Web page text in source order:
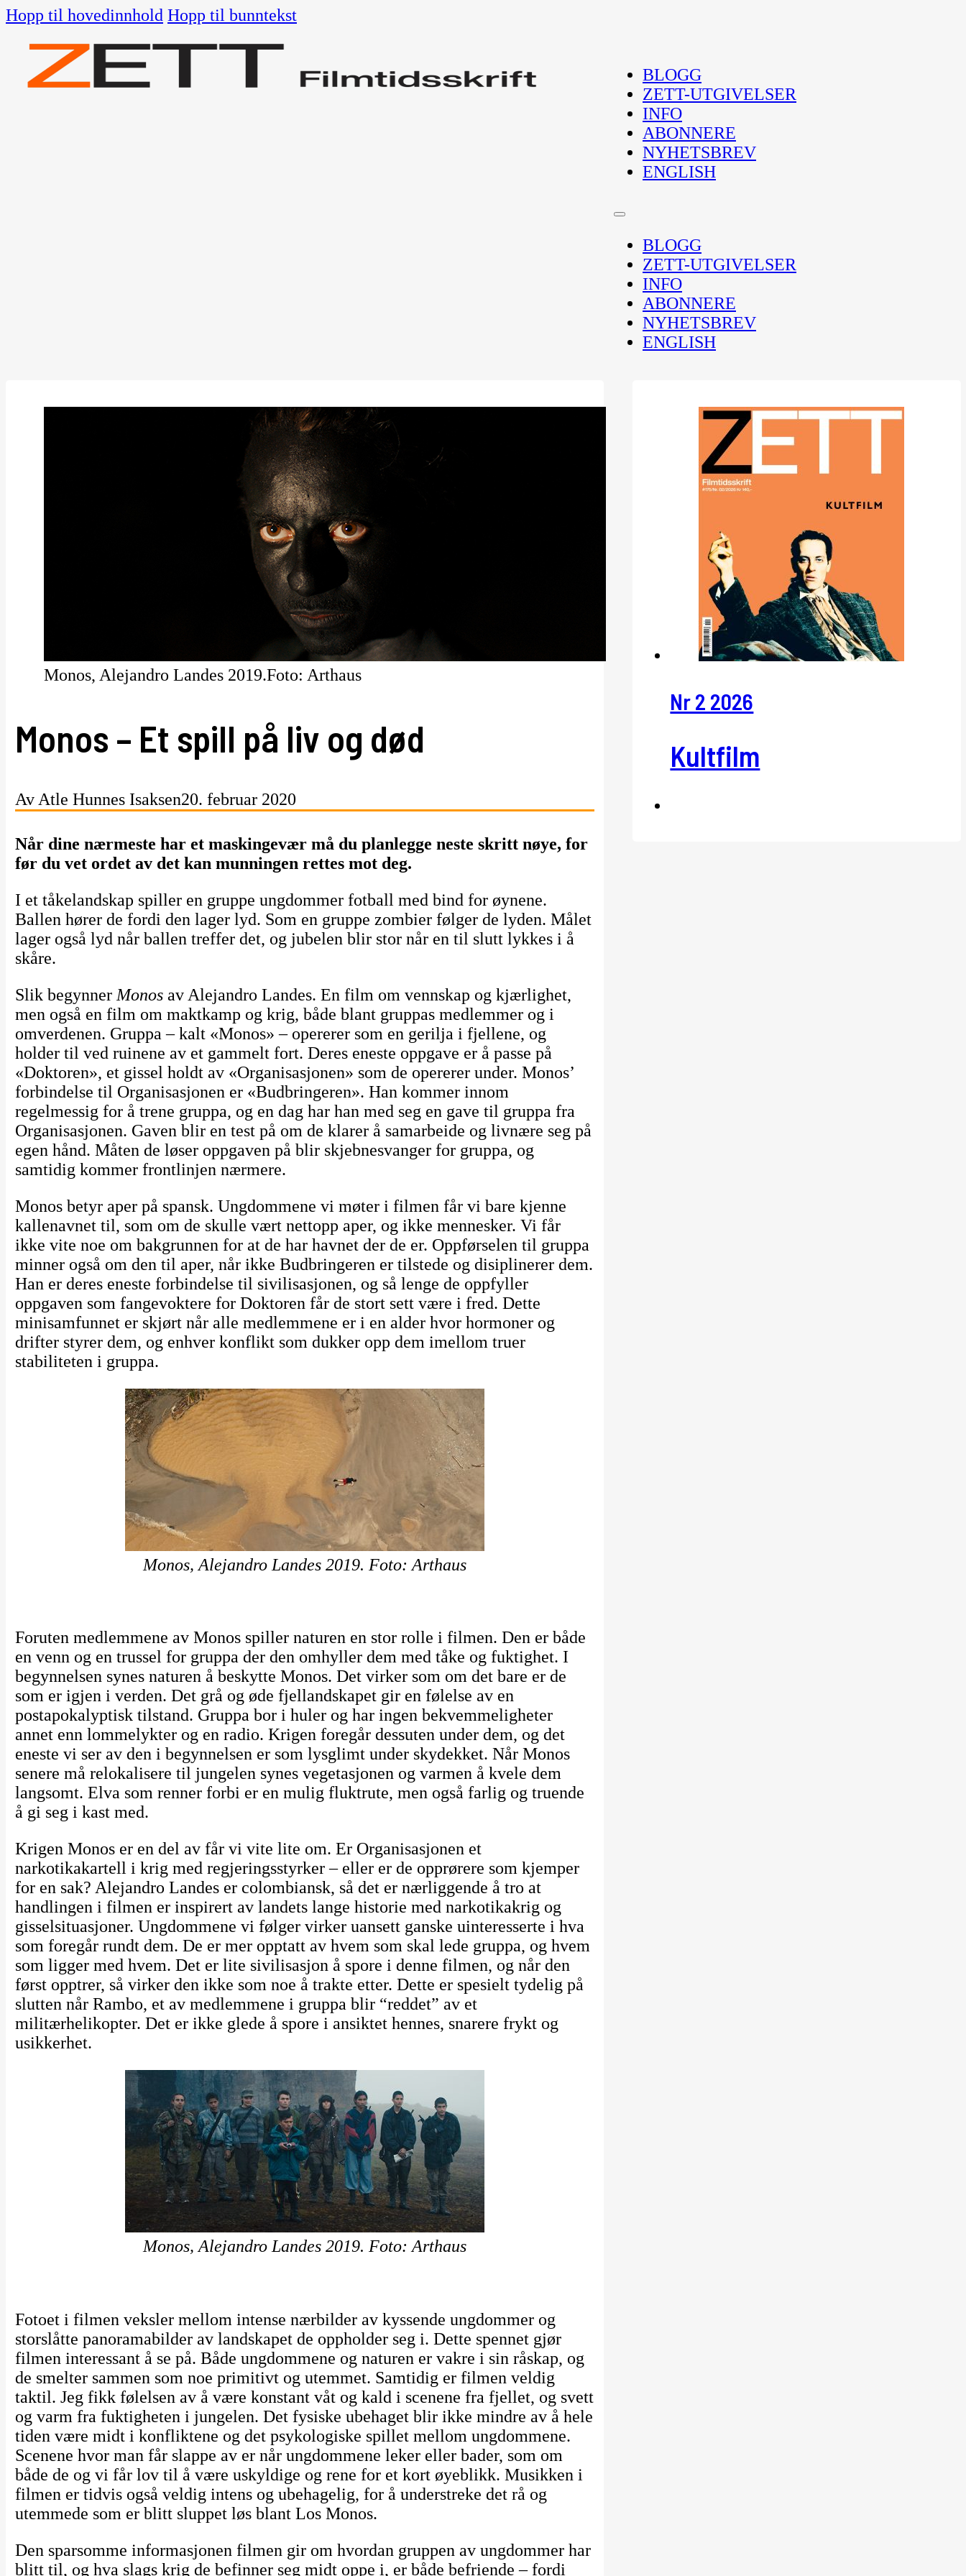
Hopp til hovedinnhold Hopp til bunntekst
BLOGG
ZETT-UTGIVELSER
INFO
ABONNERE
NYHETSBREV
ENGLISH
BLOGG
ZETT-UTGIVELSER
INFO
ABONNERE
NYHETSBREV
ENGLISH
Monos, Alejandro Landes 2019.Foto: Arthaus
Monos – Et spill på liv og død
Av Atle Hunnes Isaksen20. februar 2020
Når dine nærmeste har et maskingevær må du planlegge neste skritt nøye, for
før du vet ordet av det kan munningen rettes mot deg.
I et tåkelandskap spiller en gruppe ungdommer fotball med bind for øynene.
Ballen hører de fordi den lager lyd. Som en gruppe zombier følger de lyden. Målet
lager også lyd når ballen treffer det, og jubelen blir stor når en til slutt lykkes i å
skåre.
Slik begynner Monosav Alejandro Landes. En film om vennskap og kjærlighet,
men også en film om maktkamp og krig, både blant gruppas medlemmer og i
omverdenen. Gruppa – kalt «Monos» – opererer som en gerilja i fjellene, og
holder til ved ruinene av et gammelt fort. Deres eneste oppgave er å passe på
«Doktoren», et gissel holdt av «Organisasjonen» som de opererer under. Monos’
forbindelse til Organisasjonen er «Budbringeren». Han kommer innom
regelmessig for å trene gruppa, og en dag har han med seg en gave til gruppa fra
Organisasjonen. Gaven blir en test på om de klarer å samarbeide og livnære seg på
egen hånd. Måten de løser oppgaven på blir skjebnesvanger for gruppa, og
samtidig kommer frontlinjen nærmere.
Monos betyr aper på spansk. Ungdommene vi møter i filmen får vi bare kjenne
kallenavnet til, som om de skulle vært nettopp aper, og ikke mennesker. Vi får
ikke vite noe om bakgrunnen for at de har havnet der de er. Oppførselen til gruppa
minner også om den til aper, når ikke Budbringeren er tilstede og disiplinerer dem.
Han er deres eneste forbindelse til sivilisasjonen, og så lenge de oppfyller
oppgaven som fangevoktere for Doktoren får de stort sett være i fred. Dette
minisamfunnet er skjørt når alle medlemmene er i en alder hvor hormoner og
drifter styrer dem, og enhver konflikt som dukker opp dem imellom truer
stabiliteten i gruppa.
Monos, Alejandro Landes 2019. Foto: Arthaus
Foruten medlemmene av Monos spiller naturen en stor rolle i filmen. Den er både
en venn og en trussel for gruppa der den omhyller dem med tåke og fuktighet. I
begynnelsen synes naturen å beskytte Monos. Det virker som om det bare er de
som er igjen i verden. Det grå og øde fjellandskapet gir en følelse av en
postapokalyptisk tilstand. Gruppa bor i huler og har ingen bekvemmeligheter
annet enn lommelykter og en radio. Krigen foregår dessuten under dem, og det
eneste vi ser av den i begynnelsen er som lysglimt under skydekket. Når Monos
senere må relokalisere til jungelen synes vegetasjonen og varmen å kvele dem
langsomt. Elva som renner forbi er en mulig fluktrute, men også farlig og truende
å gi seg i kast med.
Krigen Monos er en del av får vi vite lite om. Er Organisasjonen et
narkotikakartell i krig med regjeringsstyrker – eller er de opprørere som kjemper
for en sak? Alejandro Landes er colombiansk, så det er nærliggende å tro at
handlingen i filmen er inspirert av landets lange historie med narkotikakrig og
gisselsituasjoner. Ungdommene vi følger virker uansett ganske uinteresserte i hva
som foregår rundt dem. De er mer opptatt av hvem som skal lede gruppa, og hvem
som ligger med hvem. Det er lite sivilisasjon å spore i denne filmen, og når den
først opptrer, så virker den ikke som noe å trakte etter. Dette er spesielt tydelig på
slutten når Rambo, et av medlemmene i gruppa blir “reddet” av et
militærhelikopter. Det er ikke glede å spore i ansiktet hennes, snarere frykt og
usikkerhet.
Monos, Alejandro Landes 2019. Foto: Arthaus
Fotoet i filmen veksler mellom intense nærbilder av kyssende ungdommer og
storslåtte panoramabilder av landskapet de oppholder seg i. Dette spennet gjør
filmen interessant å se på. Både ungdommene og naturen er vakre i sin råskap, og
de smelter sammen som noe primitivt og utemmet. Samtidig er filmen veldig
taktil. Jeg fikk følelsen av å være konstant våt og kald i scenene fra fjellet, og svett
og varm fra fuktigheten i jungelen. Det fysiske ubehaget blir ikke mindre av å hele
tiden være midt i konfliktene og det psykologiske spillet mellom ungdommene.
Scenene hvor man får slappe av er når ungdommene leker eller bader, som om
både de og vi får lov til å være uskyldige og rene for et kort øyeblikk. Musikken i
filmen er tidvis også veldig intens og ubehagelig, for å understreke det rå og
utemmede som er blitt sluppet løs blant Los Monos.
Den sparsomme informasjonen filmen gir om hvordan gruppen av ungdommer har
blitt til, og hva slags krig de befinner seg midt oppe i, er både befriende – fordi
Nr 2 2026
Kultfilm